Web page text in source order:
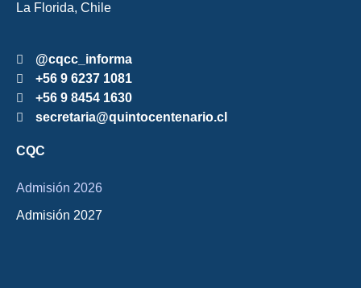
La Florida, Chile
@cqcc_informa
+56 9 6237 1081
+56 9 8454 1630
secretaria@quintocentenario.cl
CQC
Admisión 2026
Admisión 2027